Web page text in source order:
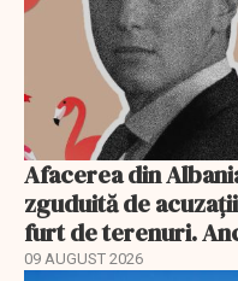
Afacerea din
zguduită de
furt de terenuri.
09 AUGUST 2026